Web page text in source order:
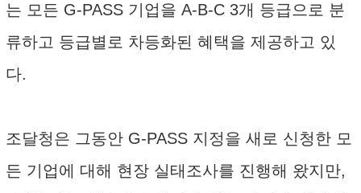
는 모든 G-PASS 기업을 A-B-C 3개 등급으로 분
류하고 등급별로 차등화된 혜택을 제공하고 있
다.
조달청은 그동안 G-PASS 지정을 새로 신청한 모
든 기업에 대해 현장 실태조사를 진행해 왔지만,